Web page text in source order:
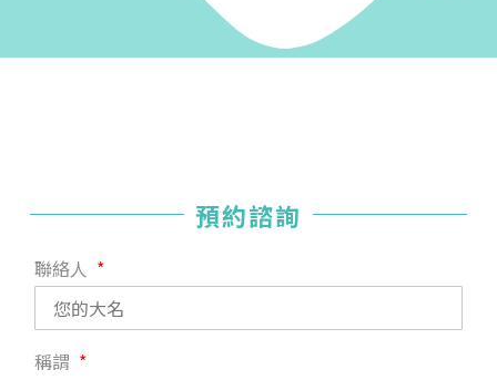
預約諮詢
聯絡人
稱謂